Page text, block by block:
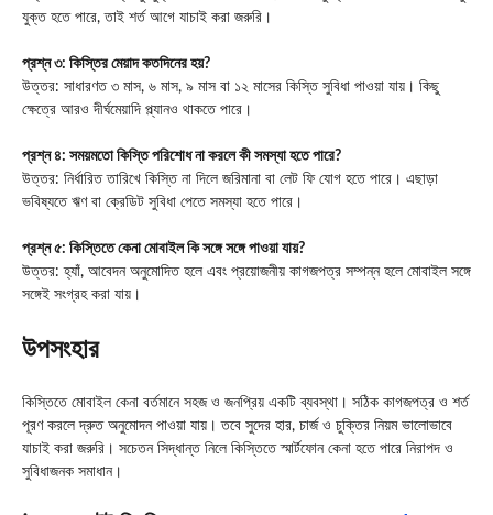
যুক্ত হতে পারে, তাই শর্ত আগে যাচাই করা জরুরি।
প্রশ্ন ৩: কিস্তির মেয়াদ কতদিনের হয়?
উত্তর: সাধারণত ৩ মাস, ৬ মাস, ৯ মাস বা ১২ মাসের কিস্তি সুবিধা পাওয়া যায়। কিছু
ক্ষেত্রে আরও দীর্ঘমেয়াদি প্ল্যানও থাকতে পারে।
প্রশ্ন ৪: সময়মতো কিস্তি পরিশোধ না করলে কী সমস্যা হতে পারে?
উত্তর: নির্ধারিত তারিখে কিস্তি না দিলে জরিমানা বা লেট ফি যোগ হতে পারে। এছাড়া
ভবিষ্যতে ঋণ বা ক্রেডিট সুবিধা পেতে সমস্যা হতে পারে।
প্রশ্ন ৫: কিস্তিতে কেনা মোবাইল কি সঙ্গে সঙ্গে পাওয়া যায়?
উত্তর: হ্যাঁ, আবেদন অনুমোদিত হলে এবং প্রয়োজনীয় কাগজপত্র সম্পন্ন হলে মোবাইল সঙ্গে
সঙ্গেই সংগ্রহ করা যায়।
উপসংহার
কিস্তিতে মোবাইল কেনা বর্তমানে সহজ ও জনপ্রিয় একটি ব্যবস্থা। সঠিক কাগজপত্র ও শর্ত
পূরণ করলে দ্রুত অনুমোদন পাওয়া যায়। তবে সুদের হার, চার্জ ও চুক্তির নিয়ম ভালোভাবে
যাচাই করা জরুরি। সচেতন সিদ্ধান্ত নিলে কিস্তিতে স্মার্টফোন কেনা হতে পারে নিরাপদ ও
সুবিধাজনক সমাধান।